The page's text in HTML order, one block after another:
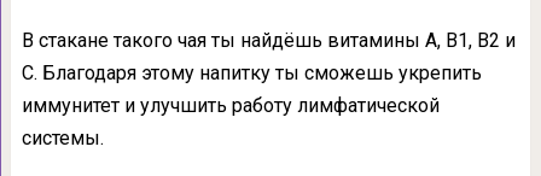
В стакане такого чая ты найдёшь витамины А, В1, В2 и
С. Благодаря этому напитку ты сможешь укрепить
иммунитет и улучшить работу лимфатической
системы.